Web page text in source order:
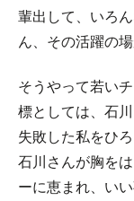
輩出して、いろ
ん、その活躍の
そうやって若い
標としては、石
失敗した私をひ
石川さんが胸を
ーに恵まれ、い